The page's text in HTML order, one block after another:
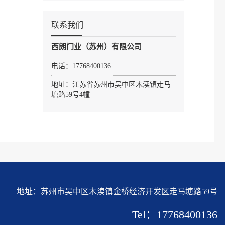
联系我们
西朗门业（苏州）有限公司
电话：17768400136
地址：江苏省苏州市吴中区木渎镇走马
塘路59号4幢
地址：苏州市吴中区木渎镇金桥经济开发区走马塘路59号
Tel：17768400136